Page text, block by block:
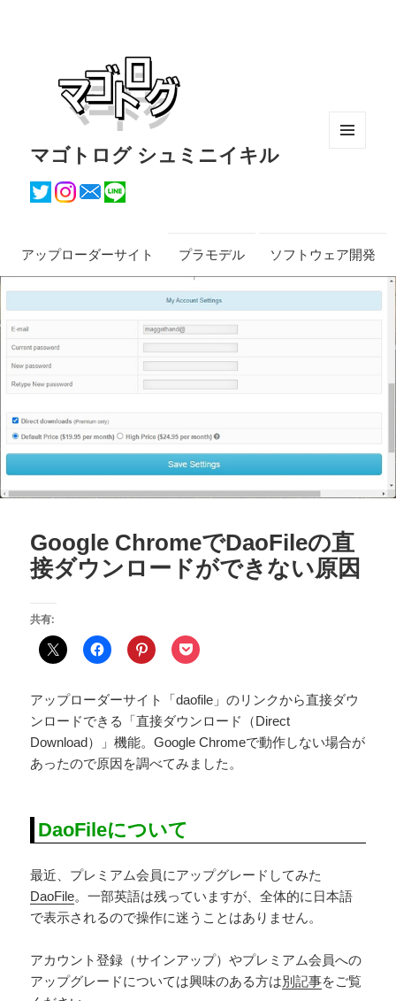
マゴトログ シュミニイキル
アップローダーサイト プラモデル ソフトウェア開発
Google ChromeでDaoFileの直
接ダウンロードができない原因
共有:
アップローダーサイト「daofile」のリンクから直接ダウ
ンロードできる「直接ダウンロード（Direct
Download）」機能。Google Chromeで動作しない場合が
あったので原因を調べてみました。
DaoFileについて
最近、プレミアム会員にアップグレードしてみた
DaoFile。一部英語は残っていますが、全体的に日本語
で表示されるので操作に迷うことはありません。
アカウント登録（サインアップ）やプレミアム会員への
アップグレードについては興味のある方は別記事をご覧